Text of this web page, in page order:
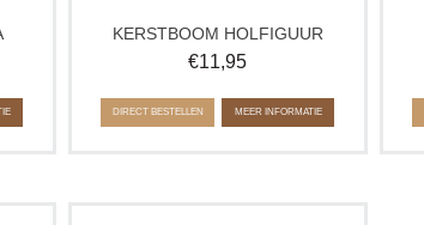
KERSTBOOM HOLFIGUUR
€11,95
DIRECT BESTELLEN MEER INFORMATIE